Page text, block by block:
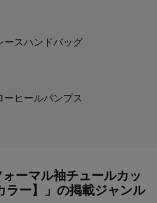
ースハンドバッグ
ーヒールパンプス
ーマル袖チュールカッ
ラー】」の掲載ジャンル